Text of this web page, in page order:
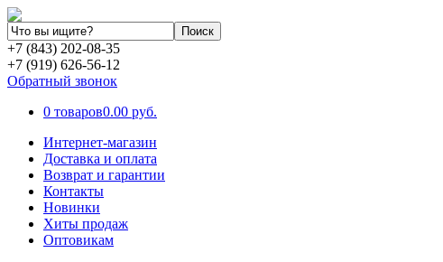
+7 (843) 202-08-35
+7 (919) 626-56-12
Обратный звонок
0 товаров0.00 руб.
Интернет-магазин
Доставка и оплата
Возврат и гарантии
Контакты
Новинки
Хиты продаж
Оптовикам